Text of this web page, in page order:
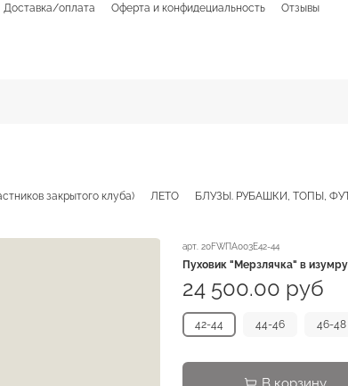
Доставка/оплата Оферта и конфидециальность Отзывы
закрытого клуба) ЛЕТО БЛУЗЫ. РУБАШКИ, ТОПЫ,
арт. 20FWПА003Е42-44
Пуховик "Мерзлячка" в
24 500.00 руб
42-44 44-46 46-48